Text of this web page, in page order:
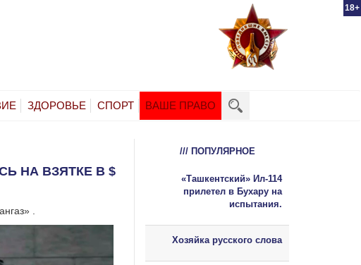
18+
ЗДОРОВЬЕ СПОРТ ВАШЕ ПРАВО
НА ВЗЯТКЕ В $
.
/// ПОПУЛЯРНОЕ
«Ташкентский» Ил-114
прилетел в Бухару на
испытания.
Хозяйка русского слова